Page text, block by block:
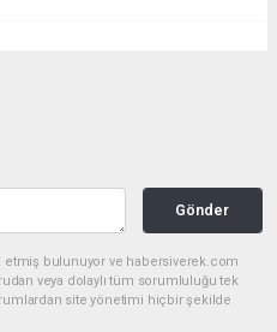
Gönder
etmiş bulunuyor ve habersiverek.com
veya dolaylı tüm sorumluluğu tek
site yönetimi hiçbir şekilde